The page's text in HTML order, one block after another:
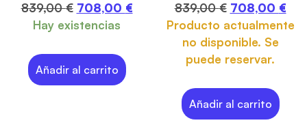
839,00€ 708,00 €
Hay existencias
Añadir al carrito
839,00€ 708,00 €
Producto actualmente
no disponible. Se
puede reservar.
Añadir al carrito